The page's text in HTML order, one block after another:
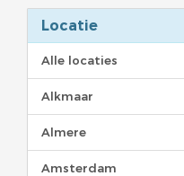
Locatie
Alle locaties
Alkmaar
Almere
Amsterdam